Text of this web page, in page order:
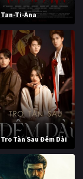
Tan-Ti-Ana
Tro Tàn Sau Đêm Dài